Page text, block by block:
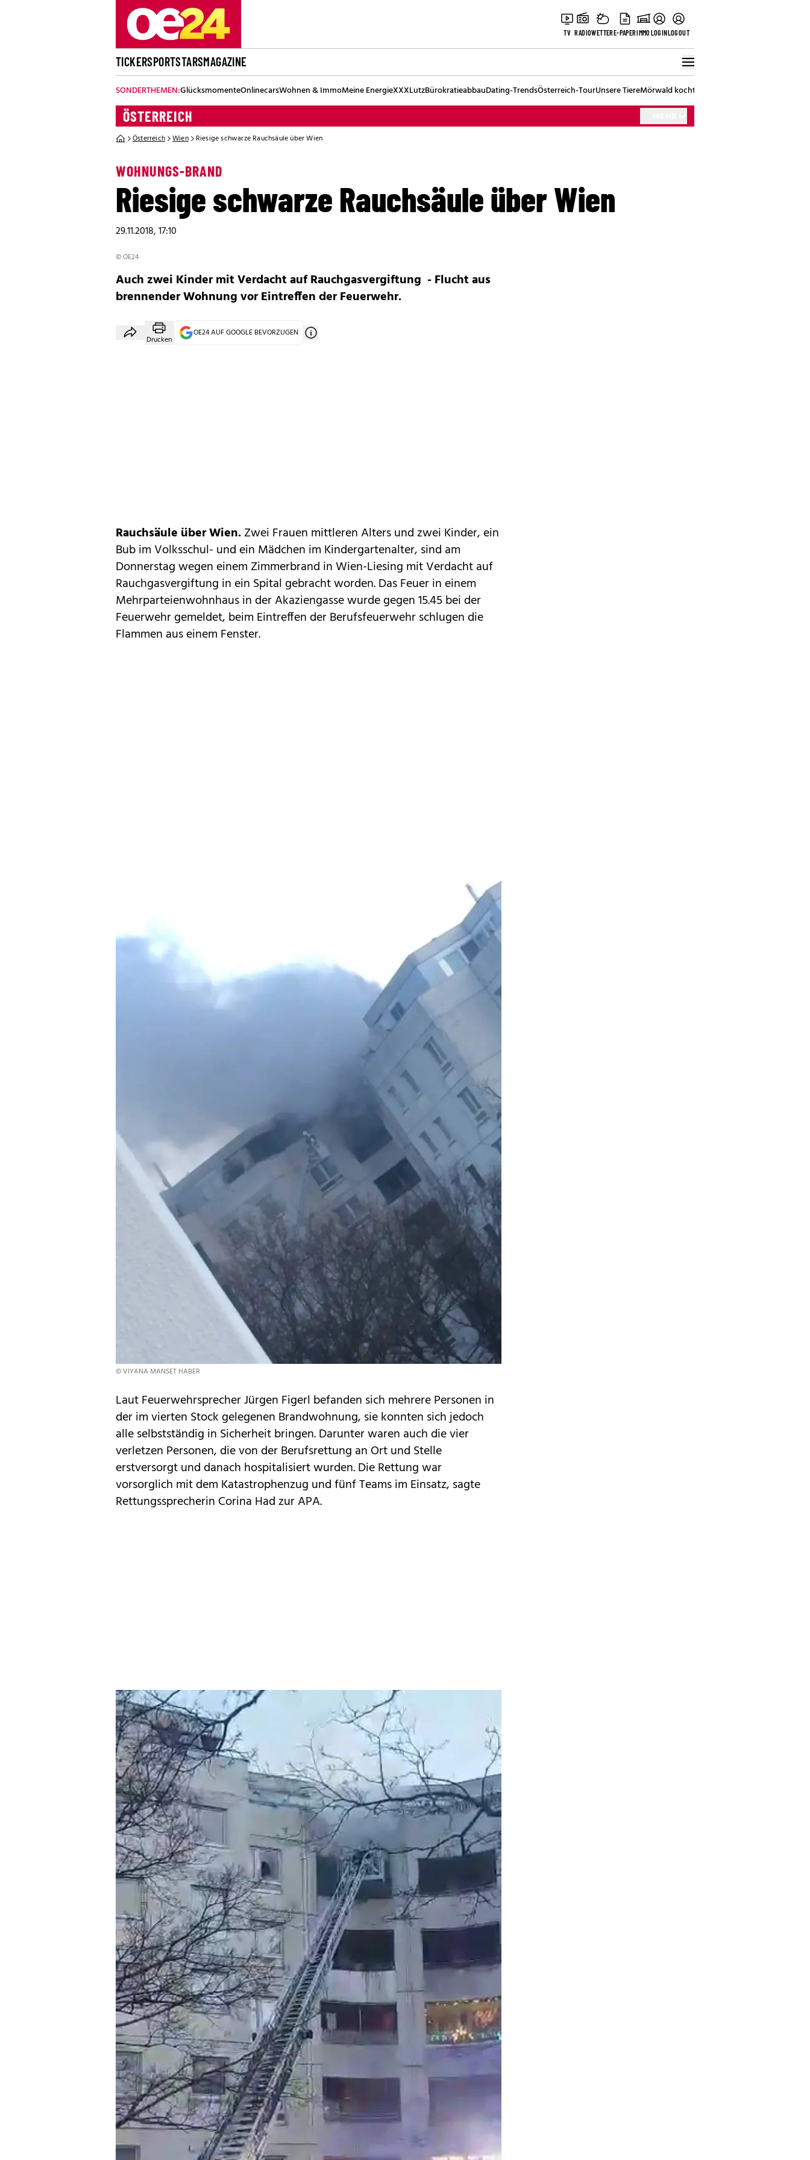
TV RADIOWETTERE-PAPERIMMOLOGINLOGOUT
TICKERSPORTSTARSMAGAZINE
SONDERTHEMEN:GlücksmomenteOnlinecarsWohnen & ImmoMeine EnergieXXXLutzBürokratieabbauDating-TrendsÖsterreich-TourUnsere TiereMörwald kocht
ÖSTERREICH
Österreich Wien Riesige schwarze Rauchsäule über Wien
WOHNUNGS-BRAND
Riesige schwarze Rauchsäule über Wien
29.11.2018, 17:10
© OE24
Auch zwei Kinder mit Verdacht auf Rauchgasvergiftung - Flucht aus
brennender Wohnung vor Eintreffen der Feuerwehr.
Drucken
OE24 AUF GOOGLE BEVORZUGEN
Rauchsäule über Wien.Zwei Frauen mittleren Alters und zwei Kinder, ein
Bub im Volksschul- und ein Mädchen im Kindergartenalter, sind am
Donnerstag wegen einem Zimmerbrand in Wien-Liesing mit Verdacht auf
Rauchgasvergiftung in ein Spital gebracht worden. Das Feuer in einem
Mehrparteienwohnhaus in der Akaziengasse wurde gegen 15.45 bei der
Feuerwehr gemeldet, beim Eintreffen der Berufsfeuerwehr schlugen die
Flammen aus einem Fenster.
© VIYANA MANSET HABER
Laut Feuerwehrsprecher Jürgen Figerl befanden sich mehrere Personen in
der im vierten Stock gelegenen Brandwohnung, sie konnten sich jedoch
alle selbstständig in Sicherheit bringen. Darunter waren auch die vier
verletzen Personen, die von der Berufsrettung an Ort und Stelle
erstversorgt und danach hospitalisiert wurden. Die Rettung war
vorsorglich mit dem Katastrophenzug und fünf Teams im Einsatz, sagte
Rettungssprecherin Corina Had zur APA.